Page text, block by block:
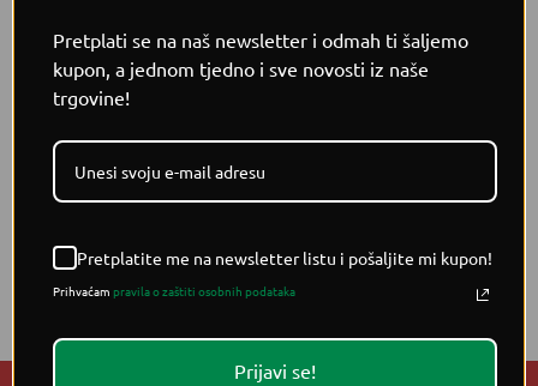
Pretplati se na naš newsletter i odmah ti šaljemo
kupon, a jednom tjedno i sve novosti iz naše
trgovine!
Pretplatite me na newsletter listu i pošaljite mi kupon!
Prihvaćam pravila o zaštiti osobnih podataka
Prijavi se!